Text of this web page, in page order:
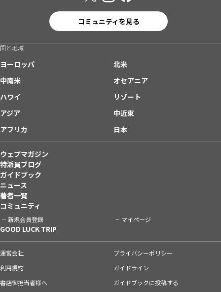
コミュニティを見る
国と地域
ヨーロッパ
北米
中南米
オセアニア
ハワイ
リゾート
アジア
中近東
アフリカ
日本
ウェブマガジン
特派員ブログ
ガイドブック
ニュース
著者一覧
コミュニティ
新規会員登録 マイページ
GOOD LUCK TRIP
運営会社
プライバシーポリシー
利用規約
ガイドライン
書店御担当者様へ
ガイドブックに投稿する